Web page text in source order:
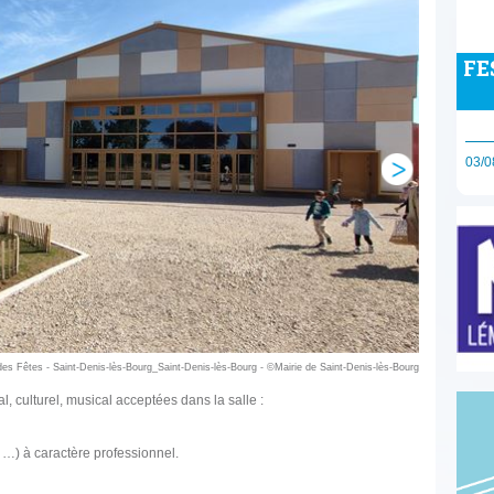
Fêtes - Saint-Denis-lès-Bourg_Saint-Denis-lès-Bourg - ©Mairie de Saint-Denis-lès-Bourg
culturel, musical acceptées dans la salle :
à caractère professionnel.
03/